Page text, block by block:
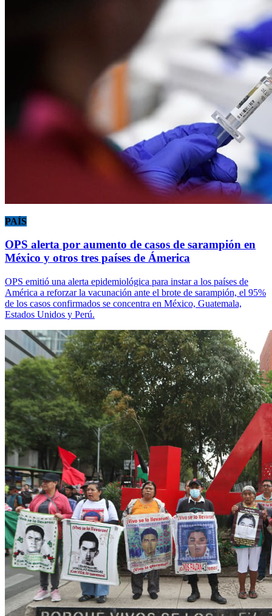
PAÍS
OPS alerta por aumento de casos de sarampión en
México y otros tres países de Ámerica
OPS emitió una alerta epidemiológica para instar a los países de
América a reforzar la vacunación ante el brote de sarampión, el 95%
de los casos confirmados se concentra en México, Guatemala,
Estados Unidos y Perú.